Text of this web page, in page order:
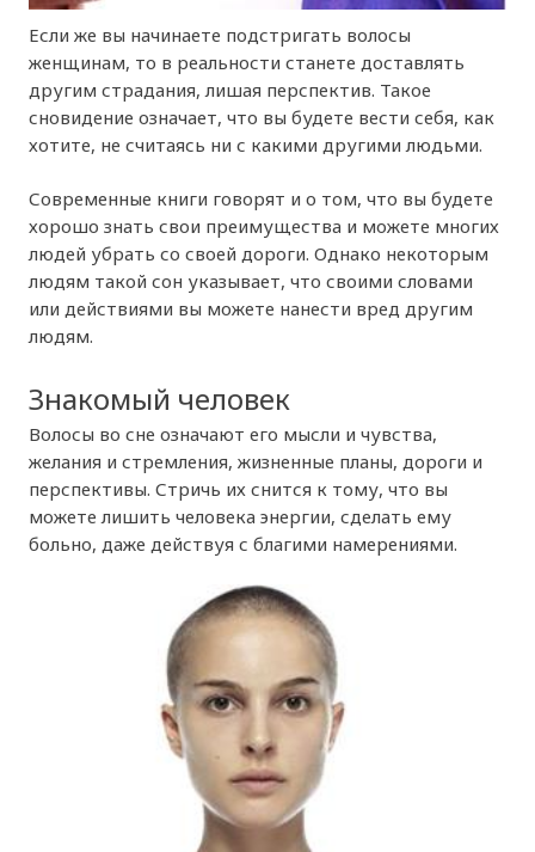
Если же вы начинаете подстригать волосы
женщинам, то в реальности станете доставлять
другим страдания, лишая перспектив. Такое
сновидение означает, что вы будете вести себя, как
хотите, не считаясь ни с какими другими людьми.
Современные книги говорят и о том, что вы будете
хорошо знать свои преимущества и можете многих
людей убрать со своей дороги. Однако некоторым
людям такой сон указывает, что своими словами
или действиями вы можете нанести вред другим
людям.
Знакомый человек
Волосы во сне означают его мысли и чувства,
желания и стремления, жизненные планы, дороги и
перспективы. Стричь их снится к тому, что вы
можете лишить человека энергии, сделать ему
больно, даже действуя с благими намерениями.